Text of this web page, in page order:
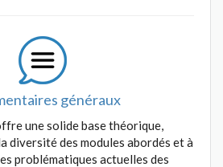
généraux
une solide base théorique,
diversité des modules abordés et à
problématiques actuelles des